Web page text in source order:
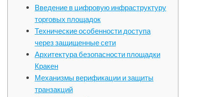
Введение в цифровую инфраструктуру
торговых площадок
Технические особенности доступа
через защищенные сети
Архитектура безопасности площадки
Кракен
Механизмы верификации и защиты
транзакций